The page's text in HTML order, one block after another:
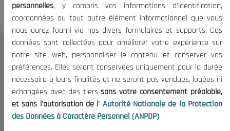
Le CNESE
A Propos
Le président
Organisation
Publications
personnelles, y compris vos informations d'identification,
coordonnées ou tout autre élément informationnel que vous
nous aurez fourni via nos divers formulaires et supports. Ces
données sont collectées pour améliorer votre expérience sur
notre site web, personnaliser le contenu et conserver vos
préférences. Elles seront conservées uniquement pour la durée
nécessaire à leurs finalités et ne seront pas vendues, louées ni
échangées avec des tierssans votre consentement préalable,
et sans l'autorisation de l' Autorité Nationale de la Protection
des Données à Caractère Personnel (ANPDP)